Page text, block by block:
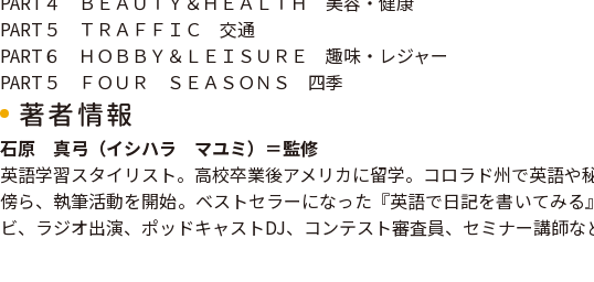
PART５ ＴＲＡＦＦＩＣ 交通
PART６ ＨＯＢＢＹ＆ＬＥＩＳＵＲＥ 趣味・レジャー
PART５ ＦＯＵＲ ＳＥＡＳＯＮＳ 四季
著者情報
石原 真弓（イシハラ マユミ）＝監修
英語学習スタイリスト。高校卒業後アメリカに留学。コロラド州で英語
傍ら、執筆活動を開始。ベストセラーになった『英語で日記を書いてみ
ビ、ラジオ出演、ポッドキャストDJ、コンテスト審査員、セミナー講師な